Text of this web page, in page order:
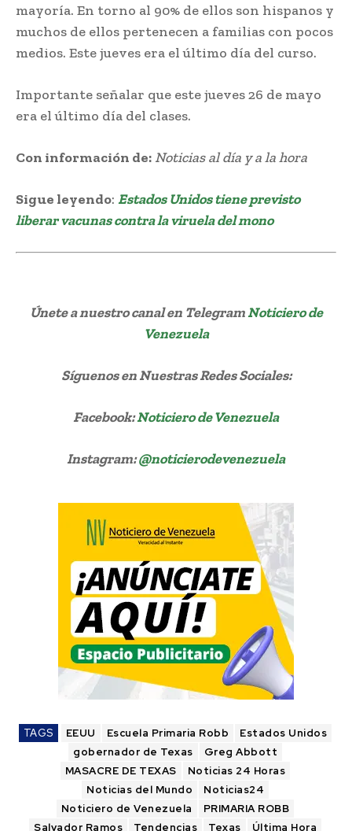
mayoría. En torno al 90% de ellos son hispanos y
muchos de ellos pertenecen a familias con pocos
medios. Este jueves era el último día del curso.
Importante señalar que este jueves 26 de mayo
era el último día del clases.
Con información de: Noticias al día y a la hora
Sigue leyendo: Estados Unidos tiene previsto
liberar vacunas contra la viruela del mono
Únete a nuestro canal en TelegramNoticiero de
Venezuela
Síguenosen Nuestras Redes Sociales:
Facebook:Noticiero de Venezuela
Instagram:@noticierodevenezuela
TAGS EEUU Escuela Primaria Robb
Estados Unidos
gobernador de Texas
Greg Abbott
MASACRE DE TEXAS
Noticias 24 Horas
Noticias del Mundo
Noticias24
Noticiero de Venezuela
PRIMARIA ROBB
Salvador Ramos
Tendencias Texas Última Hora